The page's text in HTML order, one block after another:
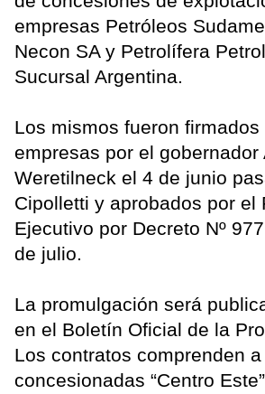
empresas Petróleos
Necon SA y Petrolífera
Sucursal Argentina.
Los mismos fueron firmados
empresas por el gobernador
Weretilneck el 4 de junio
Cipolletti y aprobados por el
Ejecutivo por Decreto Nº
de julio.
La promulgación será
en el Boletín Oficial de la
Los contratos comprenden
concesionadas “Centro